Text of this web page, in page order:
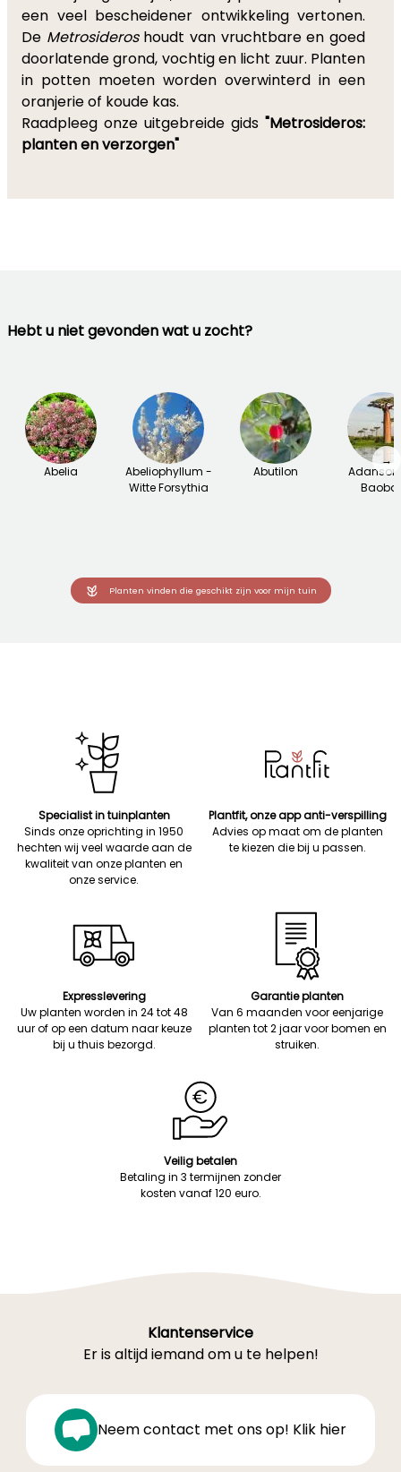
een veel bescheidener ontwikkeling vertonen.
De Metrosideroshoudt van vruchtbare en goed
doorlatende grond, vochtig en licht zuur. Planten
in potten moeten worden overwinterd in een
oranjerie of koude kas.
Raadpleeg onze uitgebreide gids "Metrosideros:
planten en verzorgen"
Hebt u niet gevonden wat u zocht?
Abelia
Abeliophyllum -
Witte Forsythia
Abutilon
→
Planten vinden die geschikt zijn voor mijn tuin
Specialist in tuinplanten
Sinds onze oprichting in 1950
hechten wij veel waarde aan de
kwaliteit van onze planten en
onze service.
Plantfit, onze app anti-verspilling
Advies op maat om de planten
te kiezen die bij u passen.
Expresslevering
Uw planten worden in 24 tot 48
uur of op een datum naar keuze
bij u thuis bezorgd.
Garantie planten
Van 6 maanden voor eenjarige
planten tot 2 jaar voor bomen en
struiken.
Veilig betalen
Betaling in 3 termijnen zonder
kosten vanaf 120 euro.
Klantenservice
Er is altijd iemand om u te helpen!
Neem contact met ons op! Klik hier